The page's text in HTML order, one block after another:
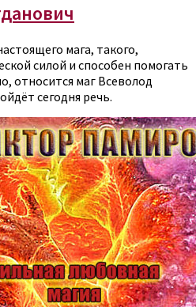
мага, такого,
силой и способен помогать
относится маг Всеволод
сегодня речь.